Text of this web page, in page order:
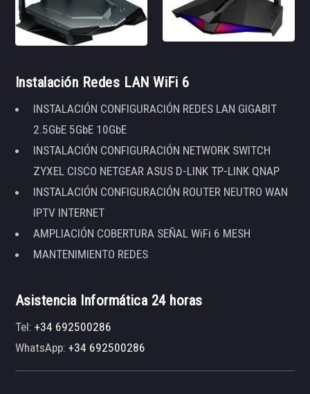
Instalación Redes LAN WiFi 6
INSTALACIÓN CONFIGURACIÓN REDES LAN GIGABIT
2.5GbE 5GbE 10GbE
INSTALACIÓN CONFIGURACIÓN NETWORK SWITCH
ZYXEL CISCO NETGEAR ASUS D-LINK TP-LINK QNAP
INSTALACIÓN CONFIGURACIÓN ROUTER NEUTRO WAN
IPTV INTERNET
AMPLIACIÓN COBERTURA SEÑAL WiFi 6 MESH
MANTENIMIENTO REDES
Asistencia Informática 24 horas
Tel:+34 692500286
WhatsApp:+34 692500286